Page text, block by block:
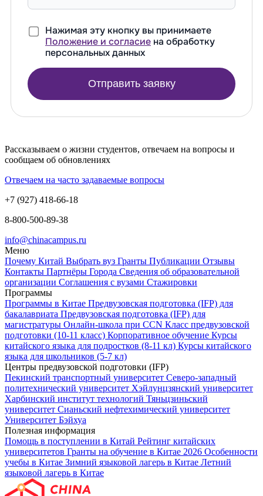
Нажимая эту кнопку вы принимаете
Положение и согласие на обработку
персональных данных
Отправить заявку
Рассказываем о жизни студентов, отвечаем на вопросы и
сообщаем об обновлениях
Отвечаем на часто задаваемые вопросы
+7 (927) 418-66-18
8-800-500-89-38
info@chinacampus.ru
Меню
Почему Китай Выбрать вуз Гранты Публикации Отзывы
Контакты Партнёры Города Сведения об образовательной
организации Соглашения с вузами Стажировки
Программы
Программы в Китае Предвузовская подготовка (IFP) для
бакалавриата Предвузовская подготовка (IFP) для
магистратуры Онлайн-школа при CCN Класс предвузовской
подготовки (10-11 класс) Корпоративное обучение Курсы
китайского языка для подростков (8-11 кл) Курсы китайского
языка для школьников (5-7 кл)
Центры предвузовской подготовки (IFP)
Пекинский транспортный университет Северо-западный
политехнический университет Хэйлунцзянский университет
Харбинский институт технологий Тяньцзиньский
университет Сианьский нефтехимический университет
Университет Бэйхуа
Полезная информация
Помощь в поступлении в Китай Рейтинг китайских
университетов Гранты на обучение в Китае 2026 Особенности
учебы в Китае Зимний языковой лагерь в Китае Летний
языковой лагерь в Китае